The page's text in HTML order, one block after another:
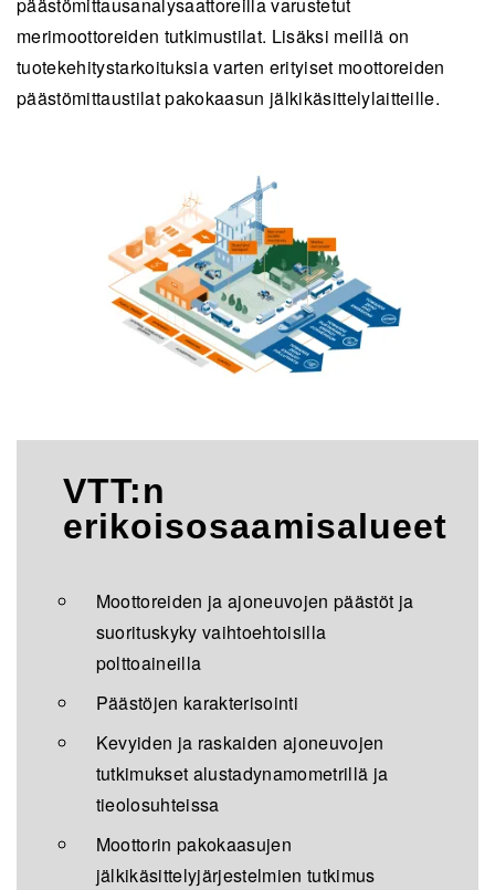
merimoottoreiden tutkimustilat. Lisäksi meillä on
tuotekehitystarkoituksia varten erityiset moottoreiden
päästömittaustilat pakokaasun jälkikäsittelylaitteille.
VTT:n
erikoisosaamisalueet
Moottoreiden ja ajoneuvojen päästöt ja
suorituskyky vaihtoehtoisilla
polttoaineilla
Päästöjen karakterisointi
Kevyiden ja raskaiden ajoneuvojen
tutkimukset alustadynamometrillä ja
tieolosuhteissa
Moottorin pakokaasujen
jälkikäsittelyjärjestelmien tutkimus